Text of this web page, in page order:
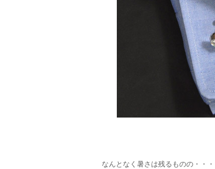
なんとなく暑さは残るものの・・